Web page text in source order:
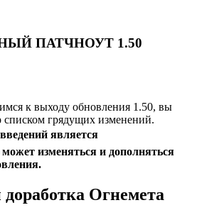
ПАТЧНОУТ 1.50
к выходу обновления 1.50, вы
списком грядущих изменений.
является
изменяться и дополняться
Огнемета